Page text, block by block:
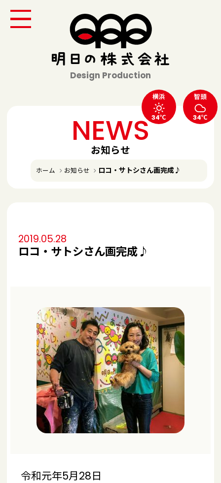
Design Production
横浜
34℃
智頭
34℃
ホーム お知らせ ロコ・サトシさん画完成♪
NEWS
お知らせ
2019.05.28
ロコ・サトシさん画完成♪
令和元年5月28日